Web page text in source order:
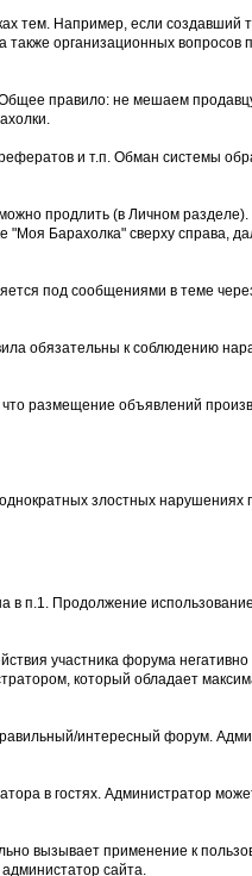
тем. Например, если создавший
также организационных вопросов
правило: не мешаем
и т.п. Обман системы
продлить (в Личном
Барахолка" сверху справа,
под сообщениями в теме
обязательны к соблюдению
размещение объявлений
злостных нарушениях
п.1. Продолжение
участника форума
который обладает
интересный форум.
в гостях. Администратор
вызывает применение к
сайта.